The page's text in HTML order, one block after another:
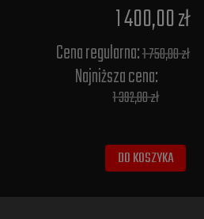
1 400,00 zł
Cena regularna:1 750,00 zł
Najniższa cena:
1 392,00 zł
DO KOSZYKA